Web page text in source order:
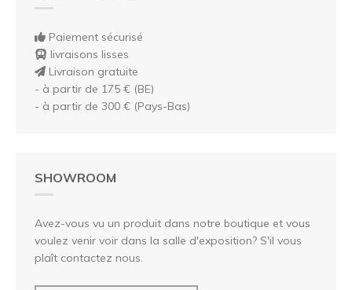
Paiement sécurisé
livraisons lisses
Livraison gratuite
- à partir de 175 € (BE)
- à partir de 300 € (Pays-Bas)
SHOWROOM
Avez-vous vu un produit dans notre boutique et vous
voulez venir voir dans la salle d'exposition? S'il vous
plaît contactez nous.